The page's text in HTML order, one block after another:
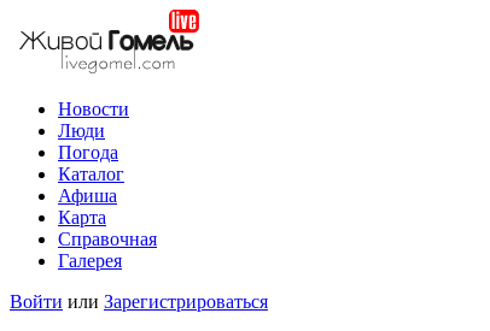
Новости
Люди
Погода
Каталог
Афиша
Карта
Справочная
Галерея
Войти или Зарегистрироваться